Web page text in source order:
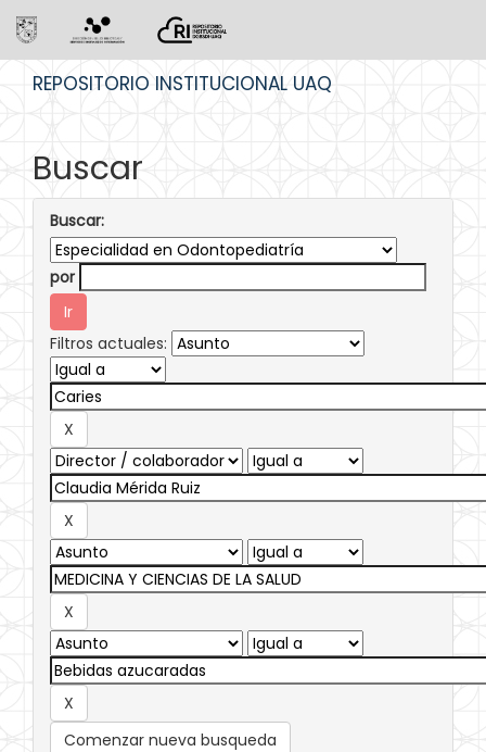
REPOSITORIO INSTITUCIONAL UAQ
Buscar
Buscar:
por
Filtros actuales:
Comenzar nueva busqueda